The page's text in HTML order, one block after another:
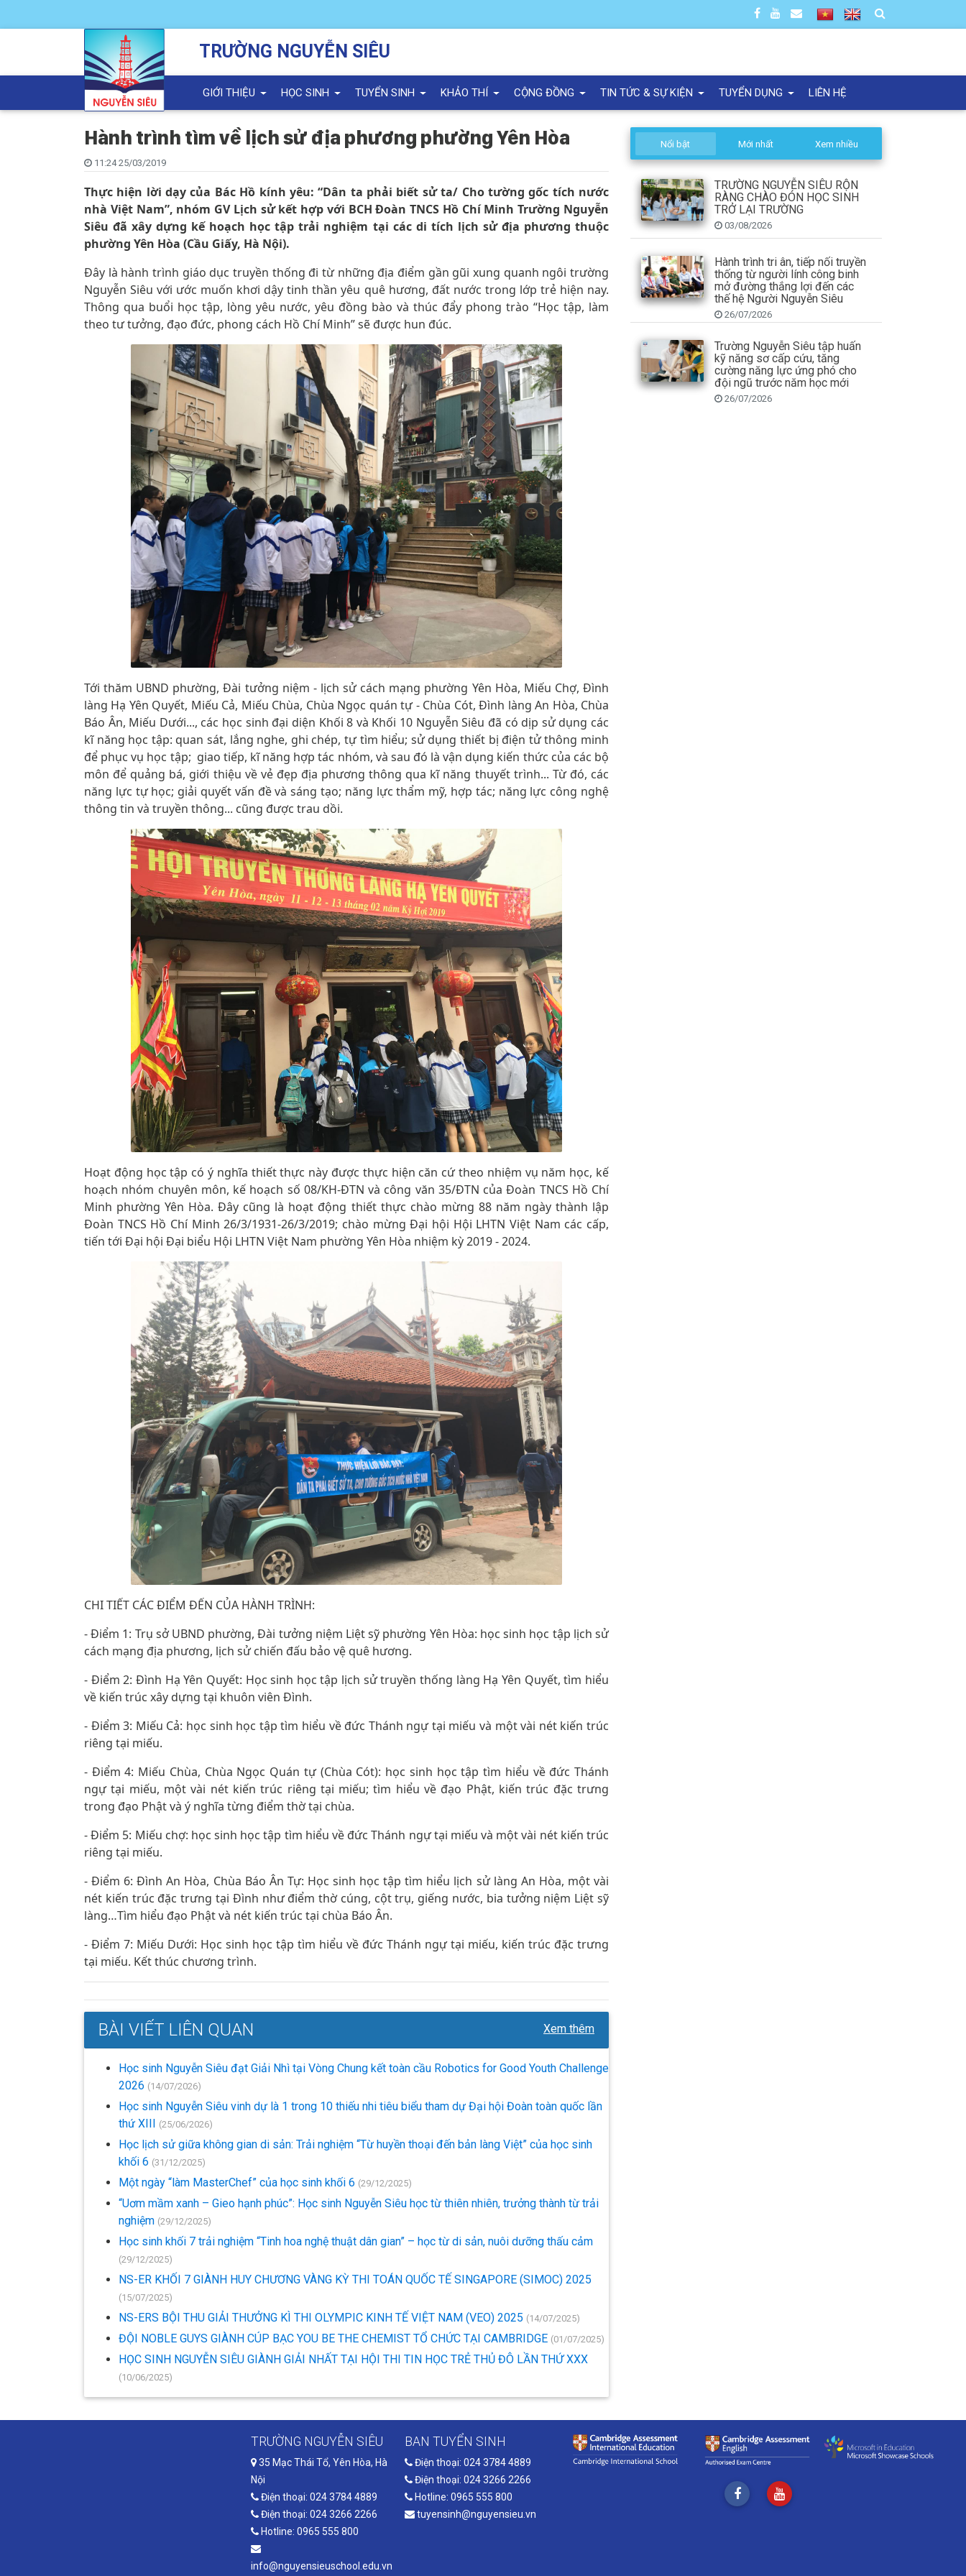
TRƯỜNG NGUYỄN SIÊU
GIỚI THIỆU HỌC SINH TUYỂN SINH KHẢO THÍ CỘNG ĐỒNG TIN TỨC & SỰ KIỆN TUYỂN DỤNG LIÊN HỆ
Hành trình tìm về lịch sử địa phương phường Yên Hòa
11:24 25/03/2019
Thực hiện lời dạy của Bác Hồ kính yêu: “Dân ta phải biết sử ta/ Cho tường gốc tích nước
nhà Việt Nam”, nhóm GV Lịch sử kết hợp với BCH Đoàn TNCS Hồ Chí Minh Trường Nguyễn
Siêu đã xây dựng kế hoạch học tập trải nghiệm tại các di tích lịch sử địa phương thuộc
phường Yên Hòa (Cầu Giấy, Hà Nội).
Đây là hành trình giáo dục truyền thống đi từ những địa điểm gần gũi xung quanh ngôi trường
Nguyễn Siêu với ước muốn khơi dậy tinh thần yêu quê hương, đất nước trong lớp trẻ hiện nay.
Thông qua buổi học tập, lòng yêu nước, yêu đồng bào và thúc đẩy phong trào “Học tập, làm
theo tư tưởng, đạo đức, phong cách Hồ Chí Minh” sẽ được hun đúc.
Tới thăm UBND phường, Đài tưởng niệm - lịch sử cách mạng phường Yên Hòa, Miếu Chợ, Đình
làng Hạ Yên Quyết, Miếu Cả, Miếu Chùa, Chùa Ngọc quán tự - Chùa Cót, Đình làng An Hòa, Chùa
Báo Ân, Miếu Dưới..., các học sinh đại diện Khối 8 và Khối 10 Nguyễn Siêu đã có dịp sử dụng các
kĩ năng học tập: quan sát, lắng nghe, ghi chép, tự tìm hiểu; sử dụng thiết bị điện tử thông minh
để phục vụ học tập; giao tiếp, kĩ năng hợp tác nhóm, và sau đó là vận dụng kiến thức của các bộ
môn để quảng bá, giới thiệu về vẻ đẹp địa phương thông qua kĩ năng thuyết trình... Từ đó, các
năng lực tự học; giải quyết vấn đề và sáng tạo; năng lực thẩm mỹ, hợp tác; năng lực công nghệ
thông tin và truyền thông... cũng được trau dồi.
Hoạt động học tập có ý nghĩa thiết thực này được thực hiện căn cứ theo nhiệm vụ năm học, kế
hoạch nhóm chuyên môn, kế hoạch số 08/KH-ĐTN và công văn 35/ĐTN của Đoàn TNCS Hồ Chí
Minh phường Yên Hòa. Đây cũng là hoạt động thiết thực chào mừng 88 năm ngày thành lập
Đoàn TNCS Hồ Chí Minh 26/3/1931-26/3/2019; chào mừng Đại hội Hội LHTN Việt Nam các cấp,
tiến tới Đại hội Đại biểu Hội LHTN Việt Nam phường Yên Hòa nhiệm kỳ 2019 - 2024.
CHI TIẾT CÁC ĐIỂM ĐẾN CỦA HÀNH TRÌNH:
- Điểm 1: Trụ sở UBND phường, Đài tưởng niệm Liệt sỹ phường Yên Hòa: học sinh học tập lịch sử
cách mạng địa phương, lịch sử chiến đấu bảo vệ quê hương.
- Điểm 2: Đình Hạ Yên Quyết: Học sinh học tập lịch sử truyền thống làng Hạ Yên Quyết, tìm hiểu
về kiến trúc xây dựng tại khuôn viên Đình.
- Điểm 3: Miếu Cả: học sinh học tập tìm hiểu về đức Thánh ngự tại miếu và một vài nét kiến trúc
riêng tại miếu.
- Điểm 4: Miếu Chùa, Chùa Ngọc Quán tự (Chùa Cót): học sinh học tập tìm hiểu về đức Thánh
ngự tại miếu, một vài nét kiến trúc riêng tại miếu; tìm hiểu về đạo Phật, kiến trúc đặc trưng
trong đạo Phật và ý nghĩa từng điểm thờ tại chùa.
- Điểm 5: Miếu chợ: học sinh học tập tìm hiểu về đức Thánh ngự tại miếu và một vài nét kiến trúc
riêng tại miếu.
- Điểm 6: Đình An Hòa, Chùa Báo Ân Tự: Học sinh học tập tìm hiểu lịch sử làng An Hòa, một vài
nét kiến trúc đặc trưng tại Đình như điểm thờ cúng, cột trụ, giếng nước, bia tưởng niệm Liệt sỹ
làng…Tìm hiểu đạo Phật và nét kiến trúc tại chùa Báo Ân.
- Điểm 7: Miếu Dưới: Học sinh học tập tìm hiểu về đức Thánh ngự tại miếu, kiến trúc đặc trưng
tại miếu. Kết thúc chương trình.
BÀI VIẾT LIÊN QUAN Xem thêm
Học sinh Nguyễn Siêu đạt Giải Nhì tại Vòng Chung kết toàn cầu Robotics for Good Youth Challenge
2026 (14/07/2026)
Học sinh Nguyễn Siêu vinh dự là 1 trong 10 thiếu nhi tiêu biểu tham dự Đại hội Đoàn toàn quốc lần
thứ XIII (25/06/2026)
Học lịch sử giữa không gian di sản: Trải nghiệm “Từ huyền thoại đến bản làng Việt” của học sinh
khối 6 (31/12/2025)
Một ngày “làm MasterChef” của học sinh khối 6 (29/12/2025)
“Uơm mầm xanh – Gieo hạnh phúc”: Học sinh Nguyễn Siêu học từ thiên nhiên, trưởng thành từ trải
nghiệm (29/12/2025)
Học sinh khối 7 trải nghiệm “Tinh hoa nghệ thuật dân gian” – học từ di sản, nuôi dưỡng thấu cảm
(29/12/2025)
NS-ER KHỐI 7 GIÀNH HUY CHƯƠNG VÀNG KỲ THI TOÁN QUỐC TẾ SINGAPORE (SIMOC) 2025
(15/07/2025)
NS-ERS BỘI THU GIẢI THƯỞNG KÌ THI OLYMPIC KINH TẾ VIỆT NAM (VEO) 2025 (14/07/2025)
ĐỘI NOBLE GUYS GIÀNH CÚP BẠC YOU BE THE CHEMIST TỔ CHỨC TẠI CAMBRIDGE (01/07/2025)
HỌC SINH NGUYỄN SIÊU GIÀNH GIẢI NHẤT TẠI HỘI THI TIN HỌC TRẺ THỦ ĐÔ LẦN THỨ XXX
(10/06/2025)
Nổi bật Mới nhất Xem nhiều
TRƯỜNG NGUYỄN SIÊU RỘN
RÀNG CHÀO ĐÓN HỌC SINH
TRỞ LẠI TRƯỜNG
03/08/2026
Hành trình tri ân, tiếp nối truyền
thống từ người lính công binh
mở đường thắng lợi đến các
thế hệ Người Nguyễn Siêu
26/07/2026
Trường Nguyễn Siêu tập huấn
kỹ năng sơ cấp cứu, tăng
cường năng lực ứng phó cho
đội ngũ trước năm học mới
26/07/2026
TRƯỜNG NGUYỄN SIÊU
35 Mạc Thái Tổ, Yên Hòa, Hà
Nội
Điện thoại: 024 3784 4889
Điện thoại: 024 3266 2266
Hotline: 0965 555 800
info@nguyensieuschool.edu.vn
BAN TUYỂN SINH
Điện thoại: 024 3784 4889
Điện thoại: 024 3266 2266
Hotline: 0965 555 800
tuyensinh@nguyensieu.vn